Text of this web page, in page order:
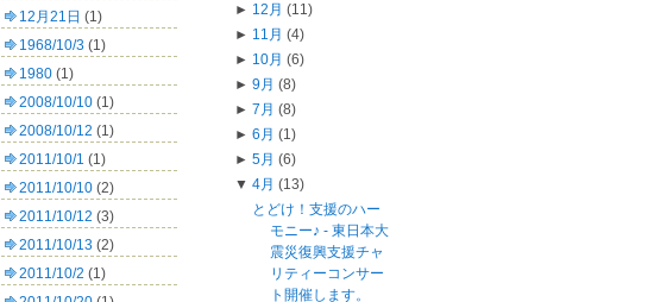
12月21日 (1)
1968/10/3 (1)
1980 (1)
2008/10/10 (1)
2008/10/12 (1)
2011/10/1 (1)
2011/10/10 (2)
2011/10/12 (3)
2011/10/13 (2)
2011/10/2 (1)
► 12月 (11)
► 11月 (4)
► 10月 (6)
► 9月 (8)
► 7月 (8)
► 6月 (1)
► 5月 (6)
▼ 4月 (13)
とどけ！支援のハー
モニー♪ - 東日本大
震災復興支援チャ
リティーコンサー
ト開催します。